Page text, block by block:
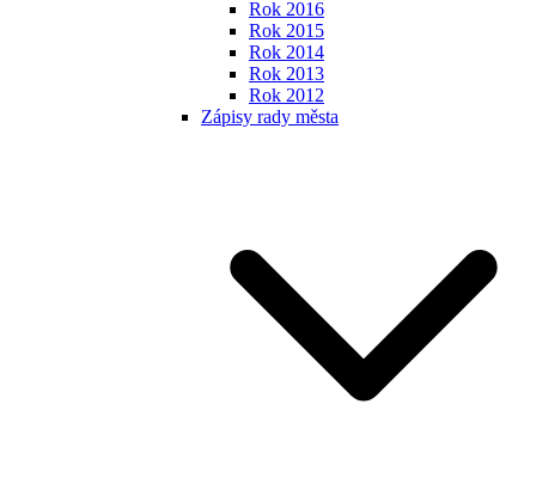
Rok 2016
Rok 2015
Rok 2014
Rok 2013
Rok 2012
Zápisy rady města